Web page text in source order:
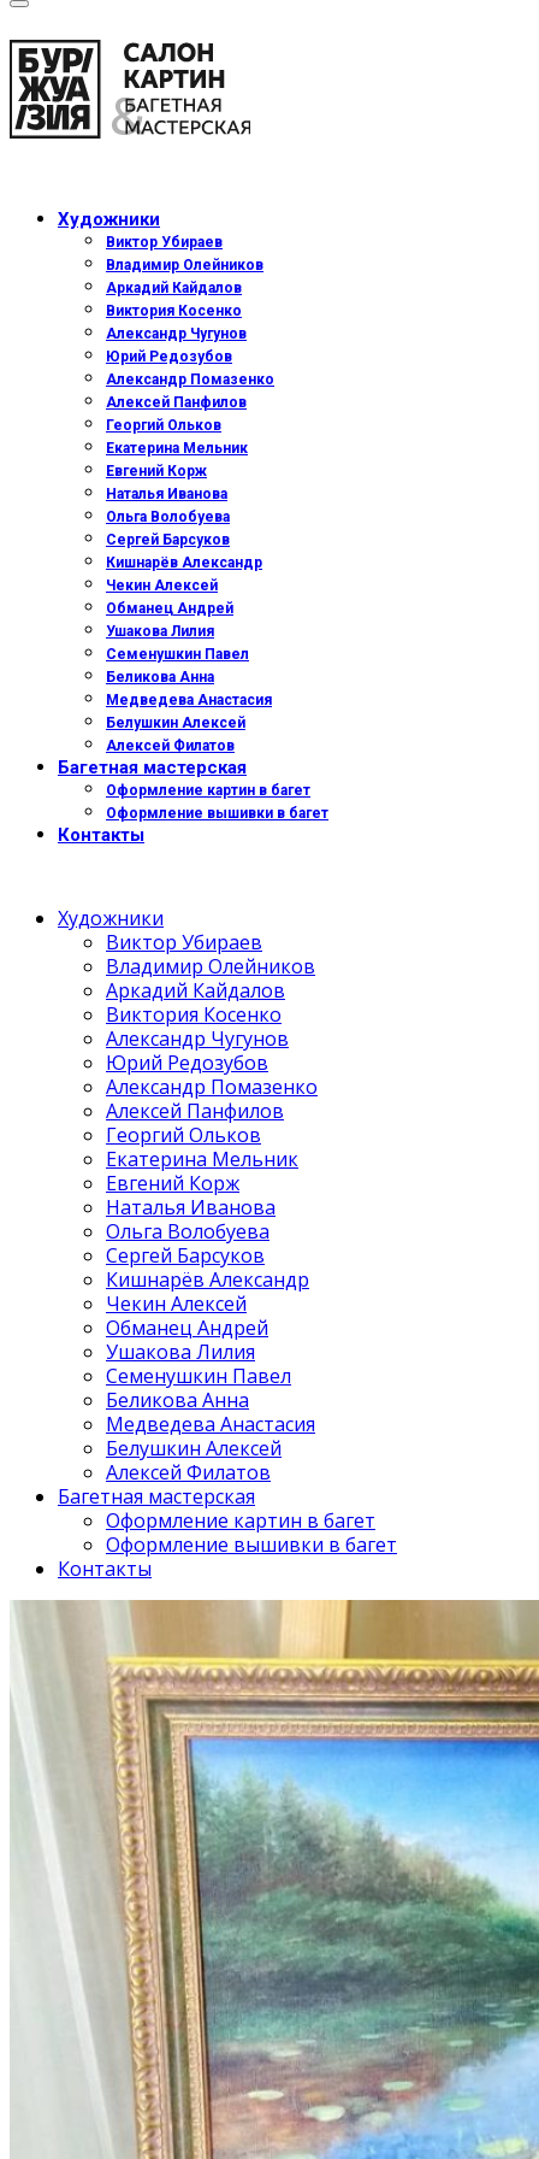
Художники
Виктор Убираев
Владимир Олейников
Аркадий Кайдалов
Виктория Косенко
Александр Чугунов
Юрий Редозубов
Александр Помазенко
Алексей Панфилов
Георгий Ольков
Екатерина Мельник
Евгений Корж
Наталья Иванова
Ольга Волобуева
Сергей Барсуков
Кишнарёв Александр
Чекин Алексей
Обманец Андрей
Ушакова Лилия
Семенушкин Павел
Беликова Анна
Медведева Анастасия
Белушкин Алексей
Алексей Филатов
Багетная мастерская
Оформление картин в багет
Оформление вышивки в багет
Контакты
Художники
Виктор Убираев
Владимир Олейников
Аркадий Кайдалов
Виктория Косенко
Александр Чугунов
Юрий Редозубов
Александр Помазенко
Алексей Панфилов
Георгий Ольков
Екатерина Мельник
Евгений Корж
Наталья Иванова
Ольга Волобуева
Сергей Барсуков
Кишнарёв Александр
Чекин Алексей
Обманец Андрей
Ушакова Лилия
Семенушкин Павел
Беликова Анна
Медведева Анастасия
Белушкин Алексей
Алексей Филатов
Багетная мастерская
Оформление картин в багет
Оформление вышивки в багет
Контакты